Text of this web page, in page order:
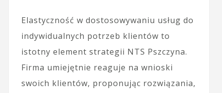
Elastyczność w dostosowywaniu usług do
indywidualnych potrzeb klientów to
istotny element strategii NTS Pszczyna.
Firma umiejętnie reaguje na wnioski
swoich klientów, proponując rozwiązania,